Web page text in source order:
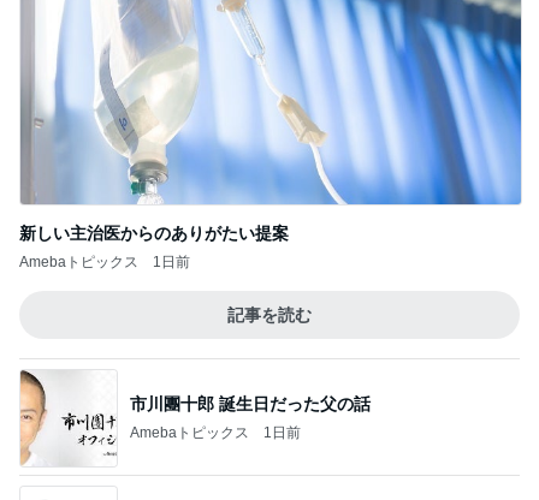
新しい主治医からのありがたい提案
Amebaトピックス 1日前
記事を読む
市川團十郎 誕生日だった父の話
Amebaトピックス 1日前